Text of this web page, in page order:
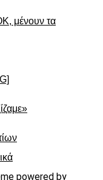
μένουν τα
powered by